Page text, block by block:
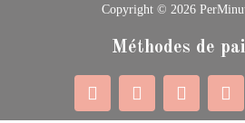
Copyright © 2026
Méthodes de